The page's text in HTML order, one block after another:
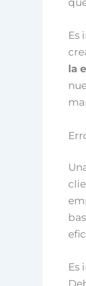
Es
la
Es